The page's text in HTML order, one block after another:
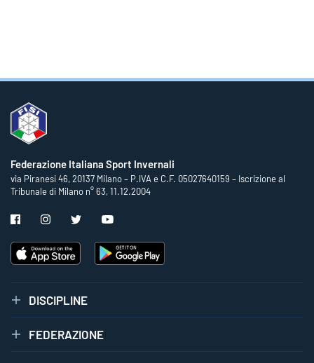
Federazione Italiana Sport Invernali
via Piranesi 46, 20137 Milano – P.IVA e C.F. 05027640159 – Iscrizione al
Tribunale di Milano n° 63, 11.12.2004
DISCIPLINE
FEDERAZIONE